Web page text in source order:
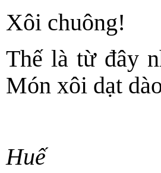
Xôi chuông!
Thế là từ đây
Món xôi dạt
Huế